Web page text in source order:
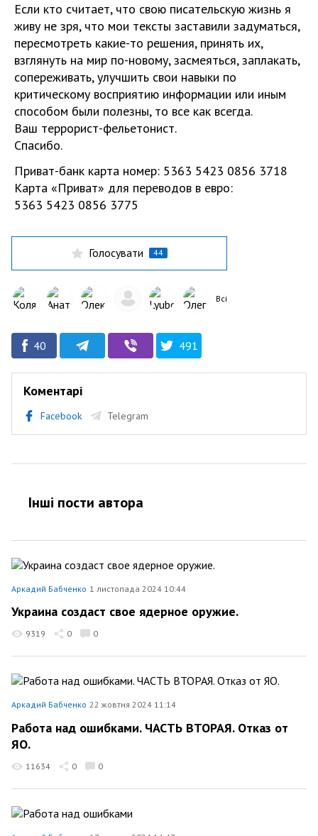
Если кто считает, что свою писательскую жизнь я
живу не зря, что мои тексты заставили задуматься,
пересмотреть какие-то решения, принять их,
взглянуть на мир по-новому, засмеяться, заплакать,
сопереживать, улучшить свои навыки по
критическому восприятию информации или иным
способом были полезны, то все как всегда.
Ваш террорист-фельетонист.
Спасибо.
Приват-банк карта номер: 5363 5423 0856 3718
Карта «Приват» для переводов в евро:
5363 5423 0856 3775
Голосувати 44
Всі
40 491
Коментарі
Facebook Telegram
Інші пости автора
Аркадий Бабченко 1 листопада 2024 10:44
Украина создаст свое ядерное оружие.
9319 0 0
Аркадий Бабченко 22 жовтня 2024 11:14
Работа над ошибками. ЧАСТЬ ВТОРАЯ. Отказ от
ЯО.
11634 0 0